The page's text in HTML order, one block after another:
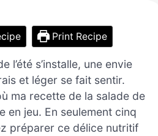
Print Recipe
l’été s’installe, une envie
et léger se fait sentir.
ma recette de la salade de
en jeu. En seulement cinq
préparer ce délice nutritif